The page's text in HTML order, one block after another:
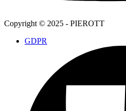
Copyright © 2025 - PIEROTT
GDPR